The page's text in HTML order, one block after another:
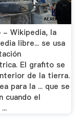
- Wikipedia, la
libre... se usa
El grafito se
de la tierra.
para la ... que se
cuando el